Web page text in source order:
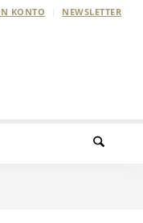
KONTO NEWSLETTER